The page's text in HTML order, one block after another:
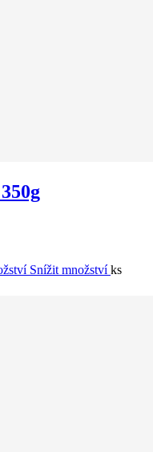
Snížit množstvíks